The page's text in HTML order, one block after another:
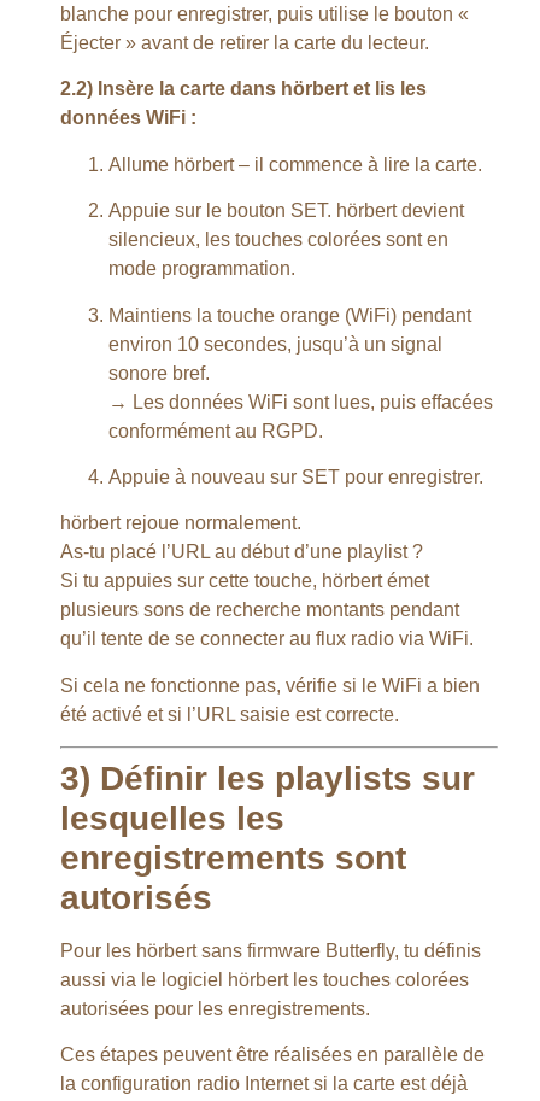
blanche pour enregistrer, puis utilise le bouton «
Éjecter » avant de retirer la carte du lecteur.
2.2) Insère la carte dans hörbert et lis les
données WiFi :
Allume hörbert – il commence à lire la carte.
Appuie sur le bouton SET. hörbert devient
silencieux, les touches colorées sont en
mode programmation.
Maintiens la touche orange (WiFi) pendant
environ 10 secondes, jusqu’à un signal
sonore bref.
→ Les données WiFi sont lues, puis effacées
conformément au RGPD.
Appuie à nouveau sur SET pour enregistrer.
hörbert rejoue normalement.
As-tu placé l’URL au début d’une playlist ?
Si tu appuies sur cette touche, hörbert émet
plusieurs sons de recherche montants pendant
qu’il tente de se connecter au flux radio via WiFi.
Si cela ne fonctionne pas, vérifie si le WiFi a bien
été activé et si l’URL saisie est correcte.
3) Définir les playlists sur
lesquelles les
enregistrements sont
autorisés
Pour les hörbert sans firmware Butterfly, tu définis
aussi via le logiciel hörbert les touches colorées
autorisées pour les enregistrements.
Ces étapes peuvent être réalisées en parallèle de
la configuration radio Internet si la carte est déjà